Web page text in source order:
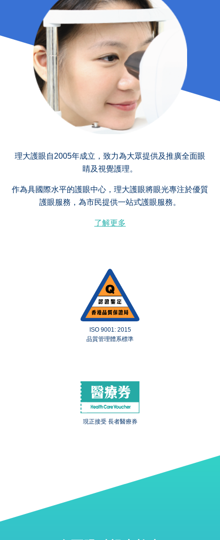
理大護眼自2005年成立，致力為大眾提供及推廣全面眼
睛及視覺護理。
作為具國際水平的護眼中心，理大護眼將眼光專注於優質
護眼服務，為市民提供一站式護眼服務。
了解更多
ISO 9001: 2015
品質管理體系標準
現正接受 長者醫療券